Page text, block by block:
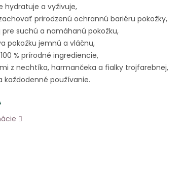
hydratuje a vyživuje,
prirodzenú ochrannú bariéru pokožky,
pre suchú a namáhanú pokožku,
pokožku jemnú a vláčnu,
% prírodné ingrediencie,
z nechtíka, harmančeka a fialky trojfarebnej,
každodenné používanie.